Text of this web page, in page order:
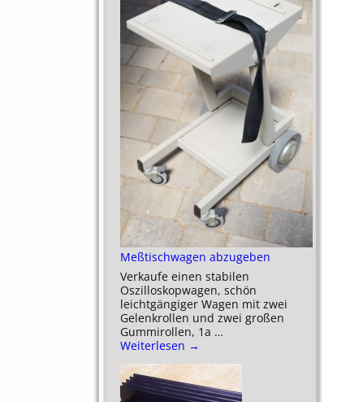
Meßtischwagen abzugeben
Verkaufe einen stabilen
Oszilloskopwagen, schön
leichtgängiger Wagen mit zwei
Gelenkrollen und zwei großen
Gummirollen, 1a …
Weiterlesen →